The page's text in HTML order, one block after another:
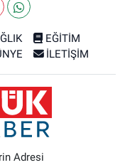
EĞİTİM
İLETİŞİM
Adresi